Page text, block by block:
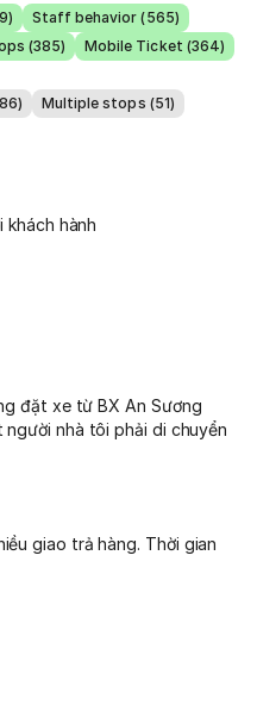
Staff behavior (565)
(385) Mobile Ticket (364)
Multiple stops (51)
hành
đặt xe từ BX An Sương
người nhà tôi phải di chuyển
giao trả hàng. Thời gian